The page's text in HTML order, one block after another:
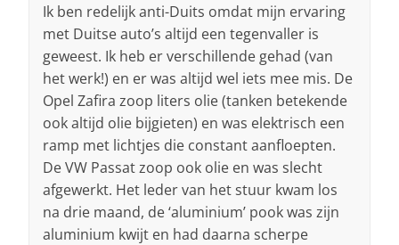
Ik ben redelijk anti-Duits omdat mijn ervaring
met Duitse auto’s altijd een tegenvaller is
geweest. Ik heb er verschillende gehad (van
het werk!) en er was altijd wel iets mee mis. De
Opel Zafira zoop liters olie (tanken betekende
ook altijd olie bijgieten) en was elektrisch een
ramp met lichtjes die constant aanfloepten.
De VW Passat zoop ook olie en was slecht
afgewerkt. Het leder van het stuur kwam los
na drie maand, de ‘aluminium’ pook was zijn
aluminium kwijt en had daarna scherpe